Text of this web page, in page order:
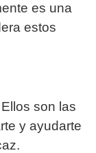
es una
estos
Ellos son las
y ayudarte